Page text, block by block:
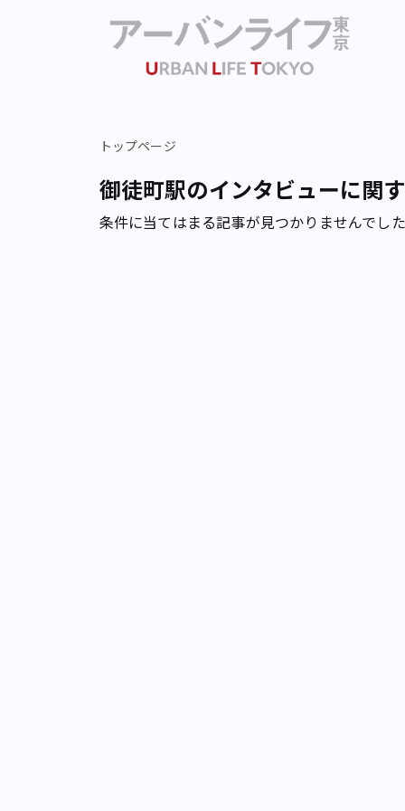
トップページ
御徒町駅のインタビューに関
条件に当てはまる記事が見つかりませんでした